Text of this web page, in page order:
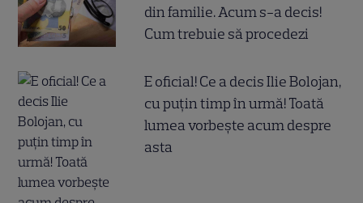
din familie. Acum s-a decis!
Cum trebuie să procedezi
E oficial! Ce a decis Ilie Bolojan,
cu puțin timp în urmă! Toată
lumea vorbește acum despre
asta